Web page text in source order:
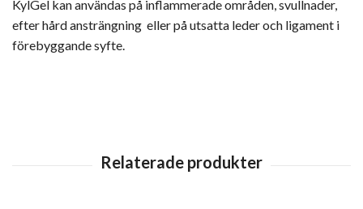
KylGel kan användas på inflammerade områden, svullnader,
efter hård ansträngning eller på utsatta leder och ligament i
förebyggande syfte.